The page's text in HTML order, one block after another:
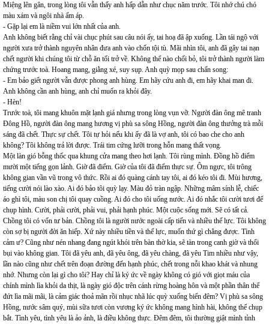
Miệng lên gân, trong lòng tôi vẫn thấy anh hấp dẫn như chục năm trước. Tôi nhớ chú chó
màu xám và ngôi nhà ấm áp.
- Gặp lại em là niềm vui lớn nhất của anh.
Anh không biết rằng chỉ vài chục phút sau câu nói ấy, tai hoạ đã ập xuống. Lần tái ngộ với
người xưa trở thành nguyên nhân đưa anh vào chốn tội tù. Mãi nhìn tôi, anh đã gây tai nạn
chết người khi chúng tôi từ chỗ ăn tối trở về. Không thể nào chối bỏ, tôi trở thành người làm
chứng trước toà. Hoang mang, giằng xé, suy sụp. Anh quỳ mọp sau chấn song:
- Em bảo giết người vẫn được phong anh hùng. Em hãy cứu anh đi, em hãy khai man đi.
Anh không cần anh hùng, anh chỉ muốn ra khỏi đây.
- Hèn!
Trước toà, tôi mang khuôn mặt lạnh giá nhưng trong lòng vụn vỡ. Người đàn ông mê tranh
Đông Hồ, người đàn ông mang hương vị phù sa sông Hồng, người đàn ông thưởng trà mỗi
sáng đã chết. Thực sự chết. Tôi tự hỏi nếu khi ấy đã là vợ anh, tôi có bao che cho anh
không? Tôi không trả lời được. Trái tim cứng lưỡi trong hỗn mang thất vọng.
Một làn gió bỗng thốc qua khung cửa mang theo hơi lạnh. Tôi rùng mình. Đồng hồ điểm
mười một tiếng gọn lảnh. Giờ đã điểm. Giờ của tôi đã điểm thực sự. Ôm ngực, tôi trông
không gian vần vũ trong vô thức. Rồi ai đó quàng cánh tay tôi, ai đó kéo tôi đi. Mùi hương,
tiếng cười nói lào xào. Ai đó bảo tôi quỳ lạy. Màu đỏ tràn ngập. Những mâm sính lễ, chiếc
áo ghì tôi, màu son chị tôi quay cuồng. Ai đó cho tôi uống nước. Ai đó nhắc tôi cười tươi để
chụp hình. Cười, phải cười, phải vui, phải hạnh phúc. Một cuộc sống mới. Sẽ có tất cả.
Chồng tôi có vốn tư bản. Chồng tôi là người nước ngoài cấp tiến và nhiều thế lực. Tôi không
còn sợ bị người đời ăn hiếp. Xứ này nhiều tiền và thế lực, muốn thứ gì chẳng được. Tình
cảm ư? Cũng như nén nhang đang ngút khói trên bàn thờ kia, sẽ tàn trong canh giờ và thổi
bụi vào không gian. Tôi đã yêu anh, đã yêu ông, đã yêu chàng, đã yêu Tim nhiều như vậy,
lần nào cũng như chết trên đoạn đường đến hạnh phúc, chết trong nỗi khao khát và nhung
nhớ. Nhưng còn lại gì cho tôi? Hay chỉ là ký ức về ngày không có gió với giọt máu của
chính mình lìa khỏi da thịt, là ngày gió độc trên cánh rừng hoàng hôn và một phần thân thể
đứt lìa mãi mãi, là cảm giác thoả mãn rồi nhục nhã lúc quỳ xuống biển đêm? Vị phù sa sông
Hồng, nước sâm quý, mùi sữa tươi còn vương ký ức không mang hình hài, không thể chụp
bắt. Tình yêu, tình yêu là ảo ảnh, là điều không thực. Đêm đêm, tôi thường giật mình tỉnh